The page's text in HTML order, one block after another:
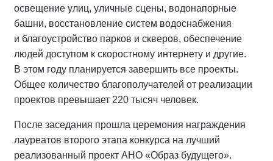
освещение улиц, уличные сцены, водонапорные
башни, восстановление систем водоснабжения
и благоустройство парков и скверов, обеспечение
людей доступом к скоростному интернету и другие.
В этом году планируется завершить все проекты.
Общее количество благополучателей от реализации
проектов превышает 220 тысяч человек.
После заседания прошла церемония награждения
лауреатов второго этапа конкурса на лучший
реализованный проект АНО «Образ будущего».